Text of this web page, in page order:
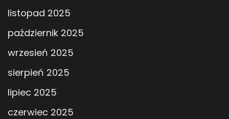
listopad 2025
październik 2025
wrzesień 2025
sierpień 2025
lipiec 2025
czerwiec 2025